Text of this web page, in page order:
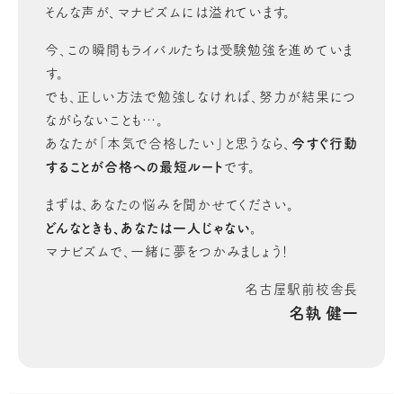
そんな声が、マナビズムには溢れています。
今、この瞬間もライバルたちは受験勉強を進めていま
す。
でも、正しい方法で勉強しなければ、努力が結果につ
ながらないことも…。
あなたが「本気で合格したい」と思うなら、 今すぐ行動
することが合格への最短ルート です。
まずは、あなたの悩みを聞かせてください。
どんなときも、あなたは一人じゃない。
マナビズムで、一緒に夢をつかみましょう！
名古屋駅前校舎長
名執 健一